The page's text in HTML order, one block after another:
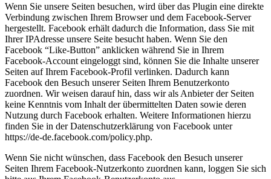
Wenn Sie unsere Seiten besuchen, wird über das Plugin eine direkte
Verbindung zwischen Ihrem Browser und dem Facebook-Server
hergestellt. Facebook erhält dadurch die Information, dass Sie mit
Ihrer IPAdresse unsere Seite besucht haben. Wenn Sie den
Facebook “Like-Button” anklicken während Sie in Ihrem
Facebook-Account eingeloggt sind, können Sie die Inhalte unserer
Seiten auf Ihrem Facebook-Profil verlinken. Dadurch kann
Facebook den Besuch unserer Seiten Ihrem Benutzerkonto
zuordnen. Wir weisen darauf hin, dass wir als Anbieter der Seiten
keine Kenntnis vom Inhalt der übermittelten Daten sowie deren
Nutzung durch Facebook erhalten. Weitere Informationen hierzu
finden Sie in der Datenschutzerklärung von Facebook unter
https://de-de.facebook.com/policy.php.
Wenn Sie nicht wünschen, dass Facebook den Besuch unserer
Seiten Ihrem Facebook-Nutzerkonto zuordnen kann, loggen Sie sich